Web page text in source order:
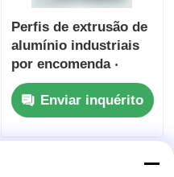
de madeira
extrusores de calor de
Perfis de extrusão de
alumínio industriais
por encomenda ‧
perfis de alumínio
estrutural pesado
para máquinas
Enviar inquérito